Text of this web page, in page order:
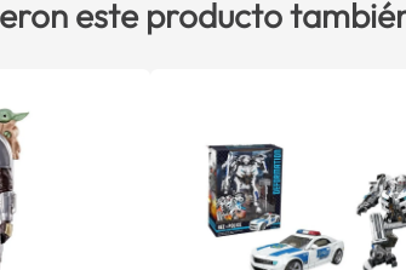
este producto